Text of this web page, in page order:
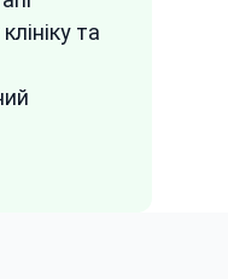
та